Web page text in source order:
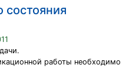
состояния
работы необходимо